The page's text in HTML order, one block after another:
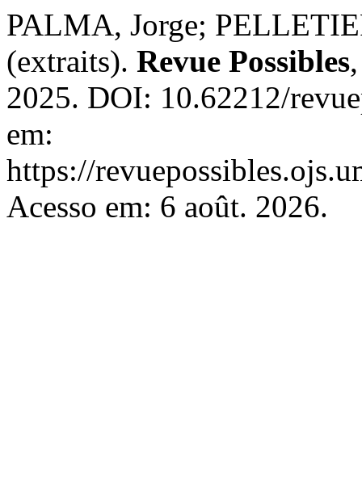
PALMA, Jorge;
(extraits). Revue Possibles
2025. DOI: 10.62212/
em:
https://
Acesso em: 6 août. 2026.